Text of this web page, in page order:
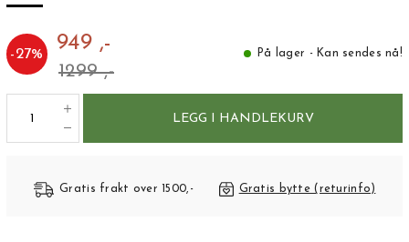
-27% 949 ,-
1299 ,-
På lager - Kan sendes nå!
LEGG I HANDLEKURV
Gratis frakt over 1500,- Gratis bytte (returinfo)